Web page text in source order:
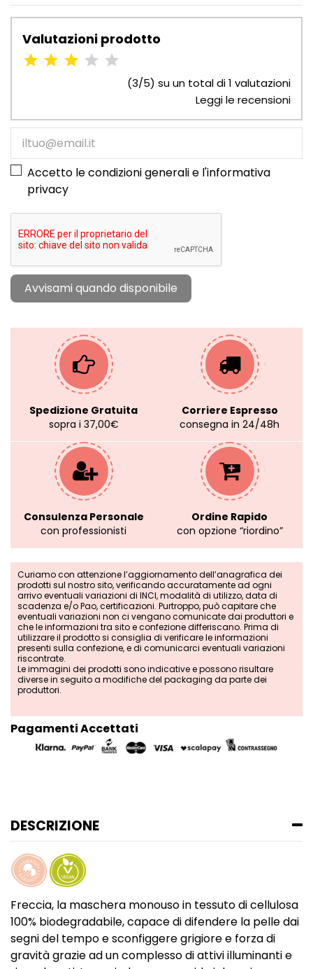
Valutazioni prodotto
(3/5) su un total di 1 valutazioni
Leggi le recensioni
Accetto le condizioni generali e l'informativa
privacy
Spedizione Gratuita
sopra i 37,00€
Corriere Espresso
consegna in 24/48h
Consulenza Personale
con professionisti
Ordine Rapido
con opzione “riordino”
Curiamo con attenzione l’aggiornamento dell’anagrafica dei
prodotti sul nostro sito, verificando accuratamente ad ogni
arrivo eventuali variazioni di INCI, modalità di utilizzo, data di
scadenza e/o Pao, certificazioni. Purtroppo, può capitare che
eventuali variazioni non ci vengano comunicate dai produttori e
che le informazioni tra sito e confezione differiscano. Prima di
utilizzare il prodotto si consiglia di verificare le informazioni
presenti sulla confezione, e di comunicarci eventuali variazioni
riscontrate.
Le immagini dei prodotti sono indicative e possono risultare
diverse in seguito a modifiche del packaging da parte dei
produttori.
Pagamenti Accettati
DESCRIZIONE
Freccia, la maschera monouso in tessuto di cellulosa
100% biodegradabile, capace di difendere la pelle dai
segni del tempo e sconfiggere grigiore e forza di
gravità grazie ad un complesso di attivi illuminanti e